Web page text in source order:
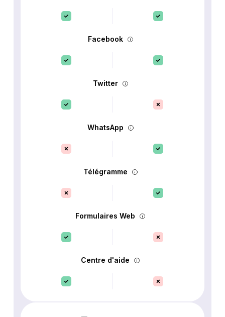
Facebook
Twitter
WhatsApp
Télégramme
Formulaires Web
Centre d'aide